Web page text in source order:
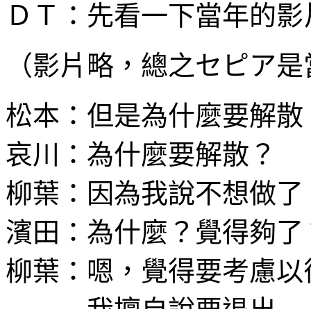
ＤＴ：先看一下當年的影
（影片略，總之セピア
松本：但是為什麼要解
哀川：為什麼要解散？
柳葉：因為我說不想做
濱田：為什麼？覺得夠了
柳葉：嗯，覺得要考慮